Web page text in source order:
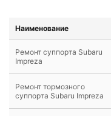
Наименование
Ремонт суппорта Subaru
Impreza
Ремонт тормозного
суппорта Subaru Impreza